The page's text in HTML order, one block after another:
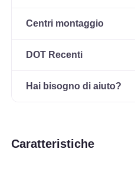
Centri montaggio
DOT Recenti
Hai bisogno di aiuto?
Caratteristiche